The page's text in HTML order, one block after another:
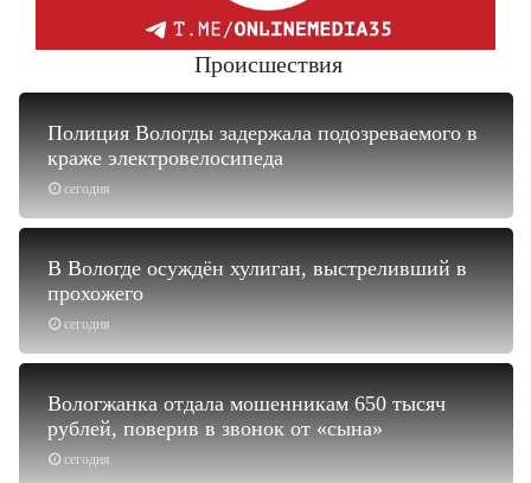
Происшествия
сегодня
Полиция Вологды задержала подозреваемого в
краже электровелосипеда
сегодня
В Вологде осуждён хулиган, выстреливший в
прохожего
сегодня
Вологжанка отдала мошенникам 650 тысяч
рублей, поверив в звонок от «сына»